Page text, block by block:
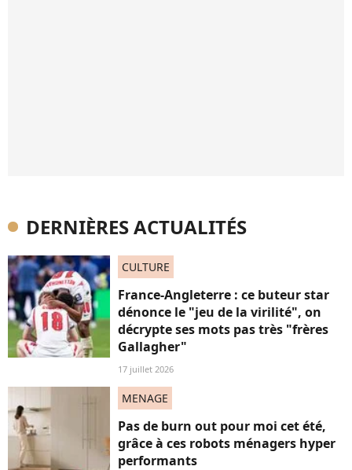
DERNIÈRES ACTUALITÉS
CULTURE
France-Angleterre : ce buteur star
dénonce le "jeu de la virilité", on
décrypte ses mots pas très "frères
Gallagher"
17 juillet 2026
MENAGE
Pas de burn out pour moi cet été,
grâce à ces robots ménagers hyper
performants